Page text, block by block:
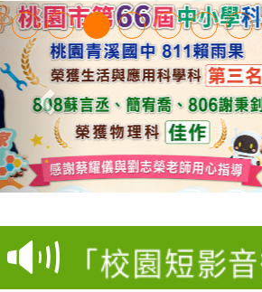
【甄選結果(
學年度第1學
【甄選結果(
結果(第3招)
桃園市家庭
程資訊」、
「校園短影